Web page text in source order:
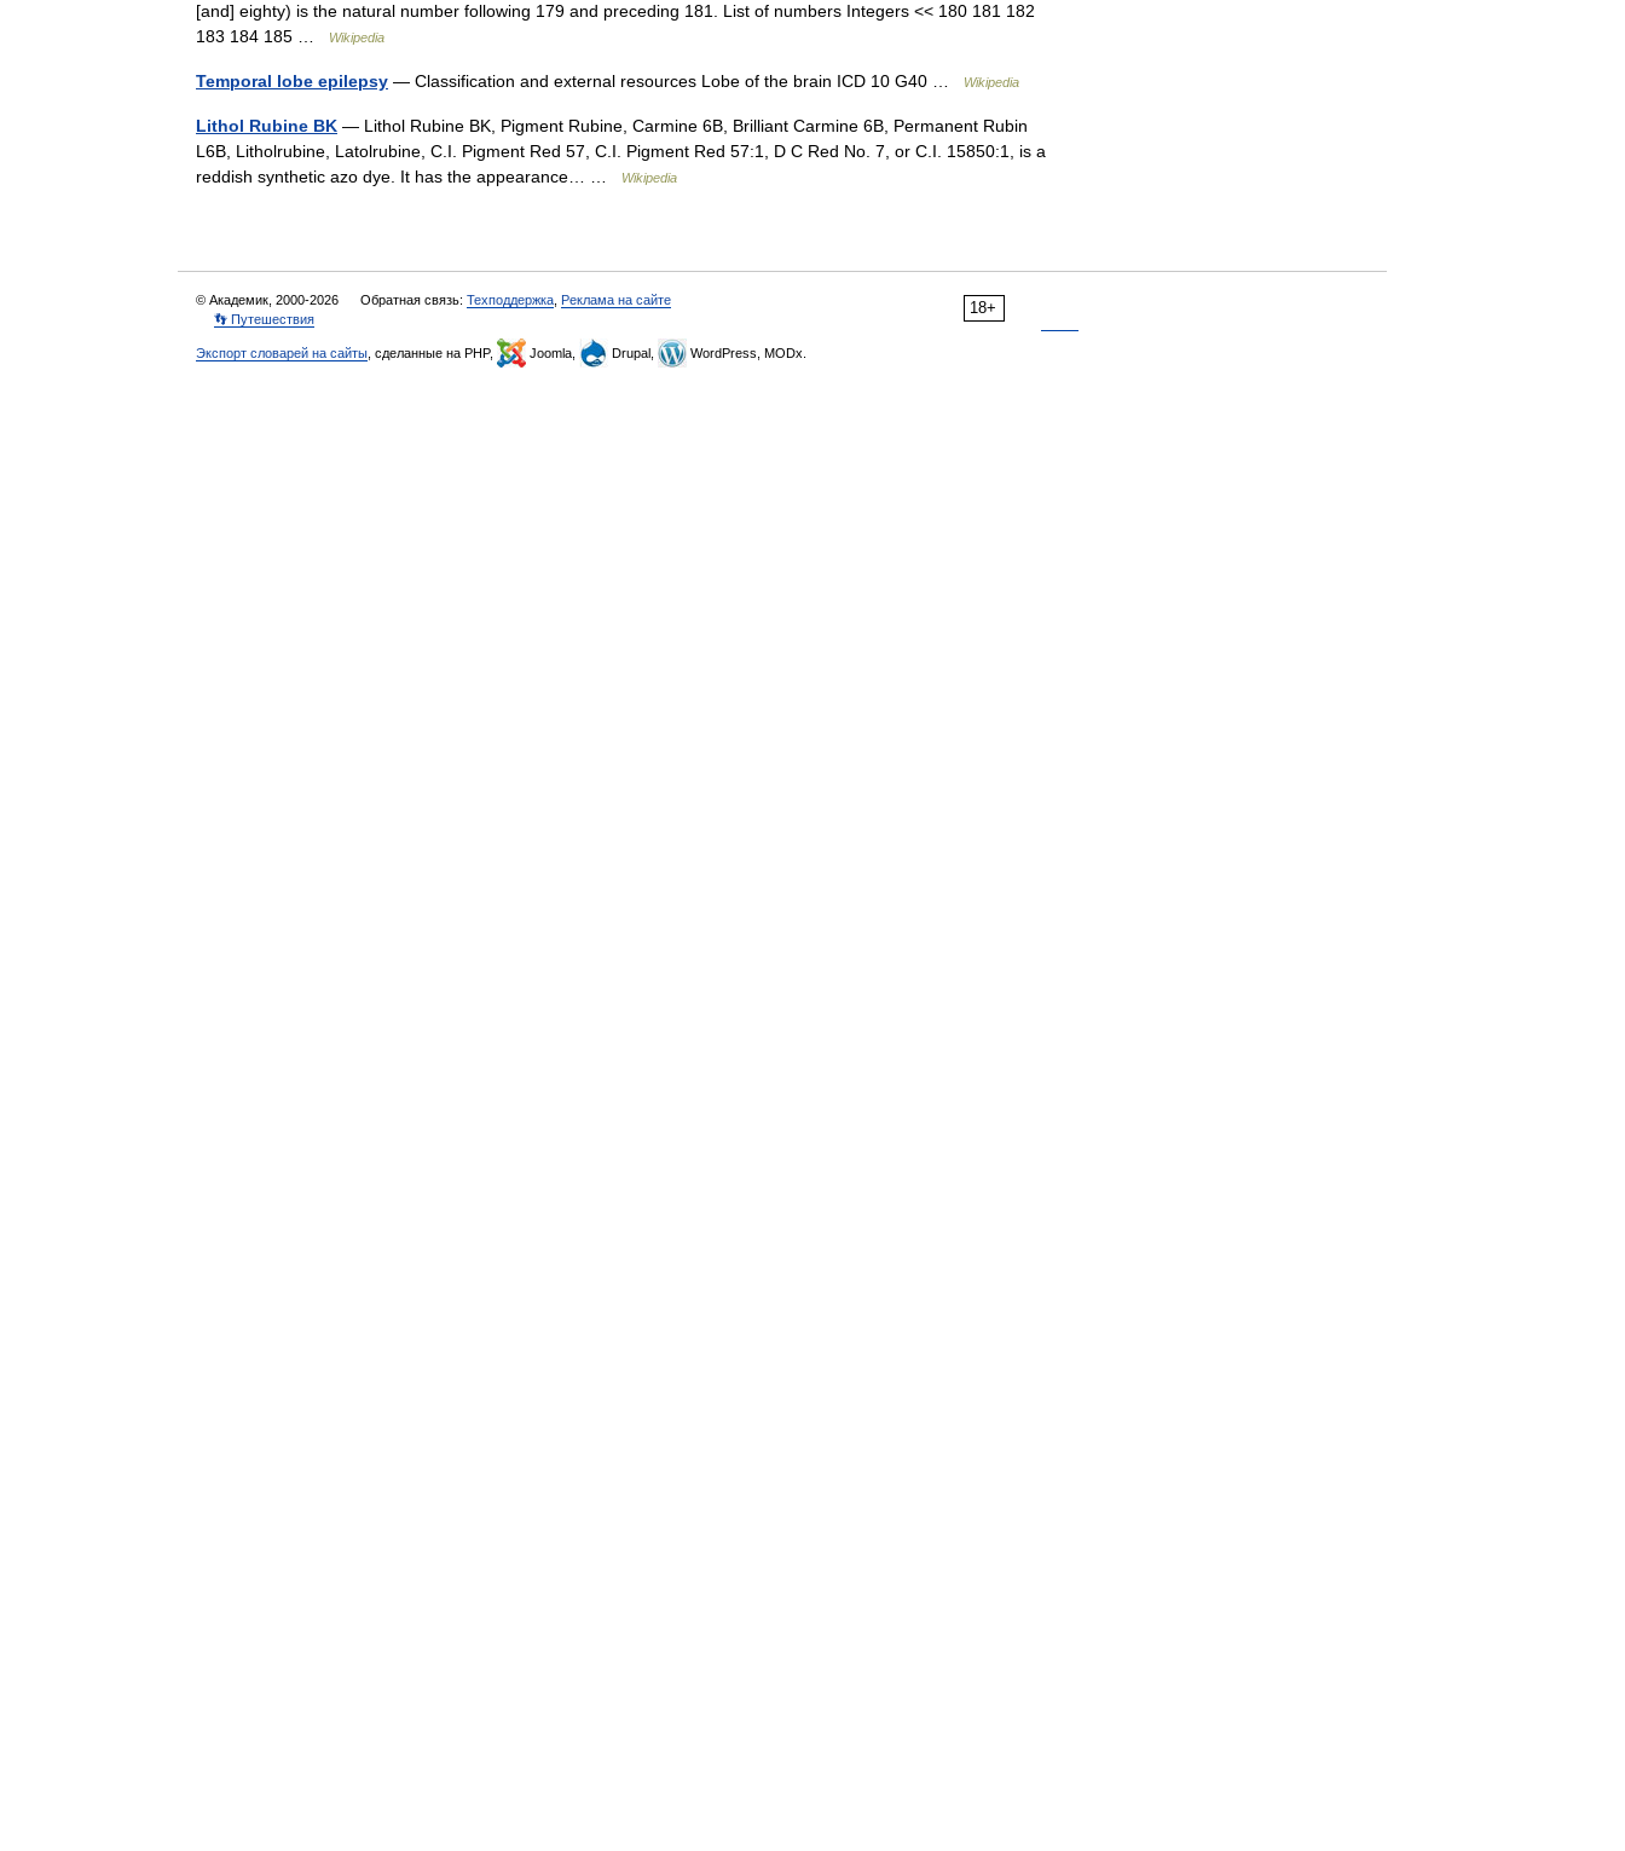
[and] eighty) is the natural number following 179 and preceding 181. List of numbers Integers << 180 181 182
183 184 185 …
Wikipedia
Temporal lobe epilepsy — Classification and external resources Lobe of the brain ICD 10 G40 … Wikipedia
Lithol Rubine BK — Lithol Rubine BK, Pigment Rubine, Carmine 6B, Brilliant Carmine 6B, Permanent Rubin
L6B, Litholrubine, Latolrubine, C.I. Pigment Red 57, C.I. Pigment Red 57:1, D C Red No. 7, or C.I. 15850:1, is a
reddish synthetic azo dye. It has the appearance… …
Wikipedia
18+
© Академик, 2000-2026 Обратная связь: Техподдержка Реклама на сайте
👣 Путешествия
Экспорт словарей на сайты , сделанные на PHP, Joomla, Drupal, WordPress, MODx.